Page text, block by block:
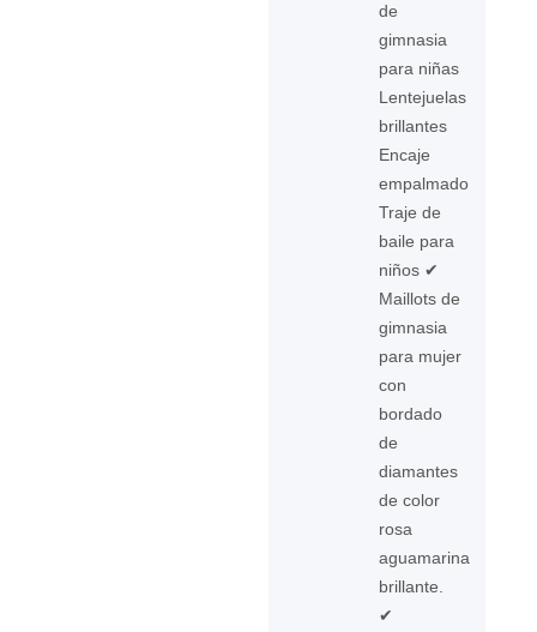
de
gimnasia
para niñas
Lentejuelas
brillantes
Encaje
empalmado
Traje de
baile para
niños ✔
Maillots de
gimnasia
para mujer
con
bordado
de
diamantes
de color
rosa
aguamarina
brillante.
✔